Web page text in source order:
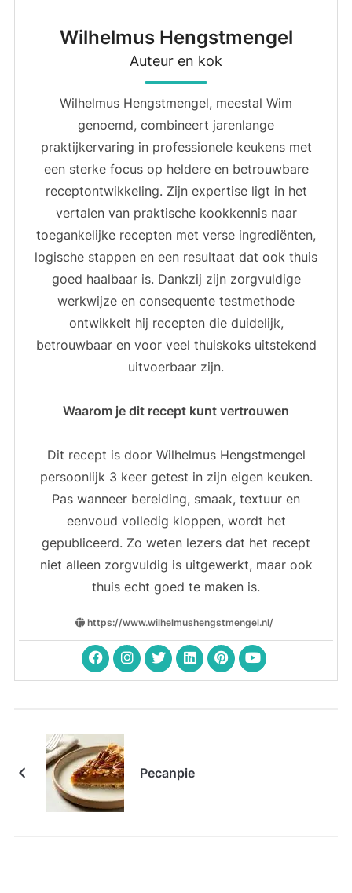
Wilhelmus Hengstmengel
Auteur en kok
Wilhelmus Hengstmengel, meestal Wim
genoemd, combineert jarenlange
praktijkervaring in professionele keukens met
een sterke focus op heldere en betrouwbare
receptontwikkeling. Zijn expertise ligt in het
vertalen van praktische kookkennis naar
toegankelijke recepten met verse ingrediënten,
logische stappen en een resultaat dat ook thuis
goed haalbaar is. Dankzij zijn zorgvuldige
werkwijze en consequente testmethode
ontwikkelt hij recepten die duidelijk,
betrouwbaar en voor veel thuiskoks uitstekend
uitvoerbaar zijn.
Waarom je dit recept kunt vertrouwen
Dit recept is door Wilhelmus Hengstmengel
persoonlijk 3 keer getest in zijn eigen keuken.
Pas wanneer bereiding, smaak, textuur en
eenvoud volledig kloppen, wordt het
gepubliceerd. Zo weten lezers dat het recept
niet alleen zorgvuldig is uitgewerkt, maar ook
thuis echt goed te maken is.
https://www.wilhelmushengstmengel.nl/
Pecanpie